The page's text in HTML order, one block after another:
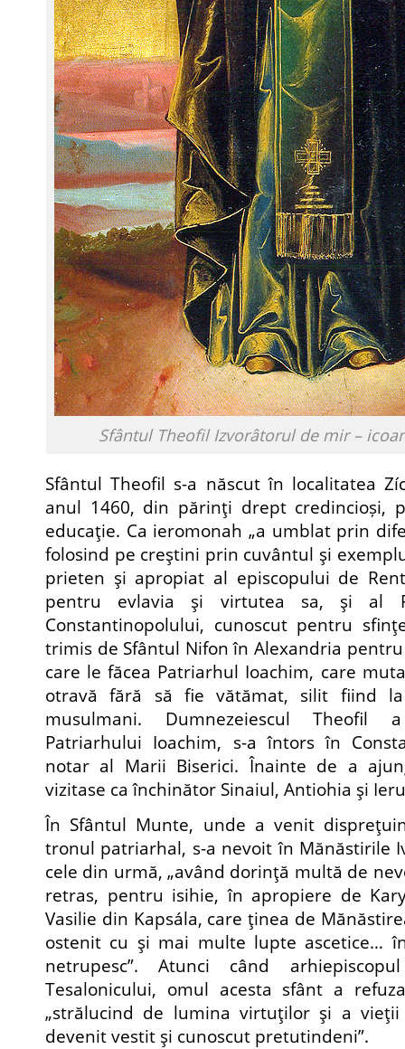
Sfântul Theofil Izvorâtorul de mir –
Sfântul Theofil s-a născut în localitatea
anul 1460, din părinţi drept credincioși,
educaţie. Ca ieromonah „a umblat prin
folosind pe creştini prin cuvântul şi
prieten şi apropiat al episcopului de
pentru evlavia şi virtutea sa, şi al
Constantinopolului, cunoscut pentru
trimis de Sfântul Nifon în Alexandria
care le făcea Patriarhul Ioachim, care
otravă fără să fie vătămat, silit fiind
musulmani. Dumnezeiescul Theofil
Patriarhului Ioachim, s-a întors în
notar al Marii Biserici. Înainte de a
vizitase ca închinător Sinaiul, Antiohia şi
În Sfântul Munte, unde a venit
tronul patriarhal, s-a nevoit în Mănăstirile
cele din urmă, „având dorinţă multă de
retras, pentru isihie, în apropiere de
Vasilie din Kapsála, care ţinea de
ostenit cu şi mai multe lupte ascetice…
netrupesc”. Atunci când
Tesalonicului, omul acesta sfânt a
„strălucind de lumina virtuţilor şi a
devenit vestit şi cunoscut pretutindeni”.